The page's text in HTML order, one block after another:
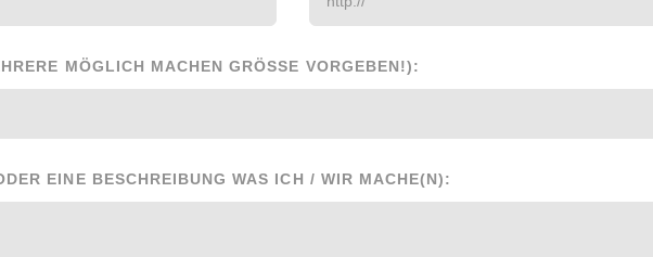
MÖGLICH MACHEN GRÖSSE VORGEBEN!):
EINE BESCHREIBUNG WAS ICH / WIR MACHE(N):